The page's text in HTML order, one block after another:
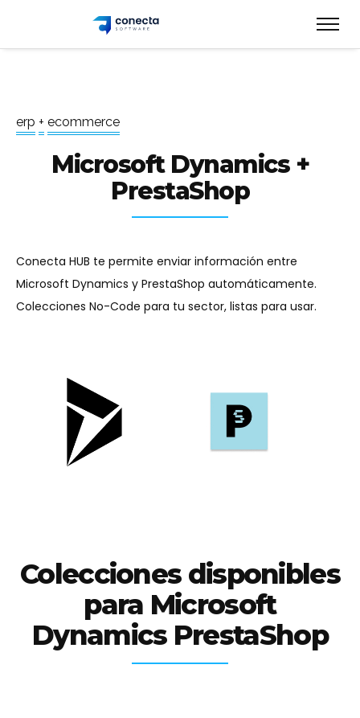
erp + ecommerce
Microsoft Dynamics +
PrestaShop
Conecta HUB te permite enviar información entre
Microsoft Dynamics y PrestaShop automáticamente.
Colecciones No-Code para tu sector, listas para usar.
Colecciones disponibles
para Microsoft
Dynamics PrestaShop